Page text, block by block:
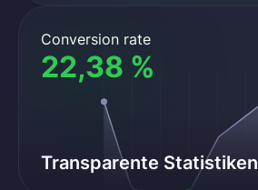
Conversion rate
22,38 %
Transparente Statistiken